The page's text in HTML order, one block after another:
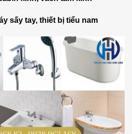
sấy tay, thiết bị tiểu nam